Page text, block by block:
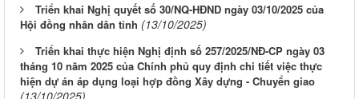
Triển khai Nghị quyết số 30/NQ-HĐND ngày 03/10/2025 của
Hội đồng nhân dân tỉnh (13/10/2025)
Triển khai thực hiện Nghị định số 257/2025/NĐ-CP ngày 03
tháng 10 năm 2025 của Chính phủ quy định chi tiết việc thực
hiện dự án áp dụng loại hợp đồng Xây dựng - Chuyển giao
(13/10/2025)